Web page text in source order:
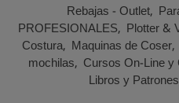
Rebajas - Outlet
PROFESIONALES Plotter &
Costura Maquinas de Coser
mochilas Cursos On-Line
Libros y Patrones